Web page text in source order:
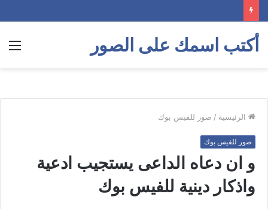
أكتب اسمك على الصور
الرئيسية / صور للفيس بوك
صور للفيس بوك
و ان دعاه الداعى يستجيب ادعية
واذكار دينية للفيس بوك